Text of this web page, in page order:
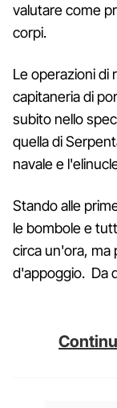
valutare come
corpi.
Le operazioni di
capitaneria di
subito nello
quella di
navale e
Stando alle
le bombole e
circa un'ora, ma
d'appoggio. Da